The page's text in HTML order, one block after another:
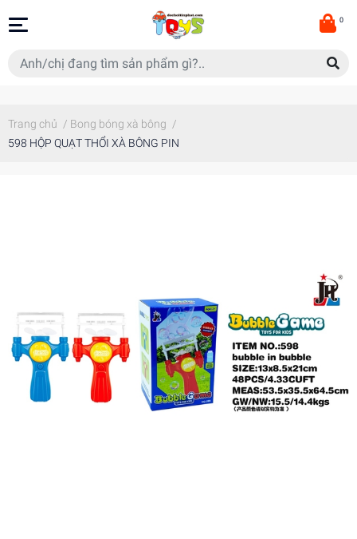
0
Trang chủ / Bong bóng xà bông /
598 HỘP QUẠT THỔI XÀ BÔNG PIN